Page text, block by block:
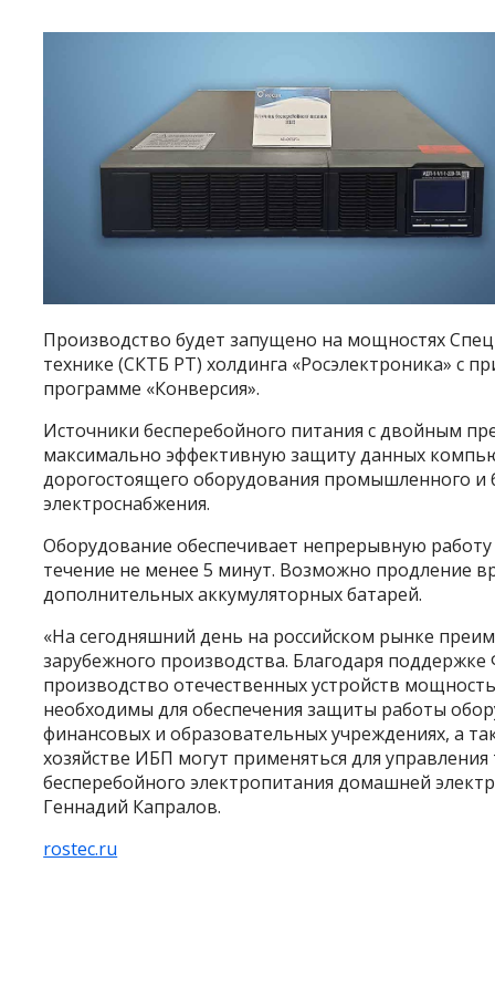
Производство будет запущено на мощностях
технике (СКТБ РТ) холдинга «Росэлектроника» с
программе «Конверсия».
Источники бесперебойного питания c двойным
максимально эффективную защиту данных
дорогостоящего оборудования промышленного и
электроснабжения.
Оборудование обеспечивает непрерывную
течение не менее 5 минут. Возможно продление
дополнительных аккумуляторных батарей.
«На сегодняшний день на российском рынке
зарубежного производства. Благодаря
производство отечественных устройств
необходимы для обеспечения защиты работы
финансовых и образовательных учреждениях, а
хозяйстве ИБП могут применяться для
бесперебойного электропитания домашней
Геннадий Капралов.
rostec.ru